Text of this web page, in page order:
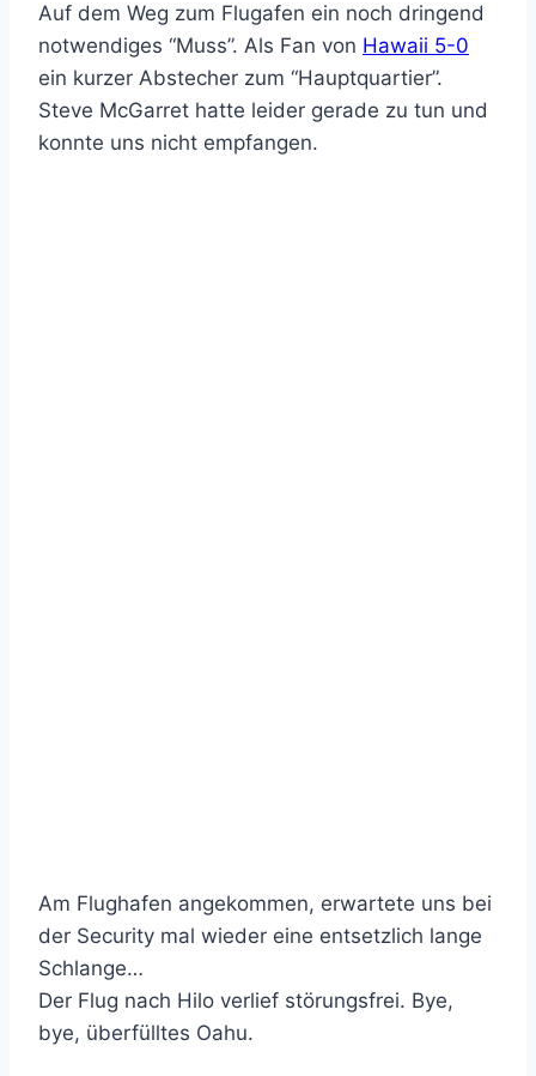
Auf dem Weg zum Flugafen ein noch dringend
notwendiges “Muss”. Als Fan von Hawaii 5-0
ein kurzer Abstecher zum “Hauptquartier”.
Steve McGarret hatte leider gerade zu tun und
konnte uns nicht empfangen.
Am Flughafen angekommen, erwartete uns bei
der Security mal wieder eine entsetzlich lange
Schlange…
Der Flug nach Hilo verlief störungsfrei. Bye,
bye, überfülltes Oahu.